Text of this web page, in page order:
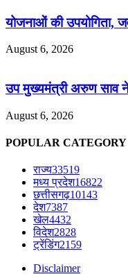
योजनाओं की उपयोगिता,
August 6, 2026
उप मुख्यमंत्री अरुण साव ने
August 6, 2026
POPULAR CATEGORY
राज्य33519
मध्य प्रदेश16822
छत्तीसगढ़10143
देश7387
खेल4432
विदेश2828
ट्रेंडिंग2159
Disclaimer